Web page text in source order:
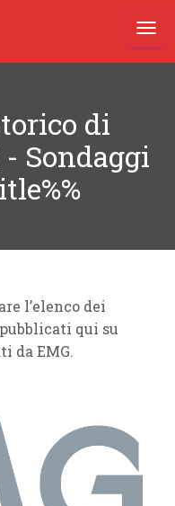
di
Sondaggi
l’elenco dei
qui su
da EMG.